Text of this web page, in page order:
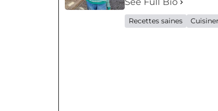
Recettes saines